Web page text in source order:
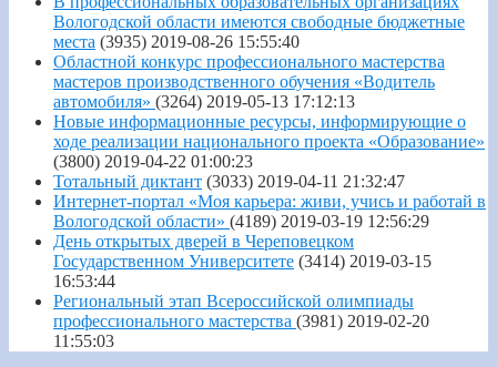
Вологодской области имеются свободные бюджетные
места (3935) 2019-08-26 15:55:40
Областной конкурс профессионального мастерства
мастеров производственного обучения «Водитель
автомобиля» (3264) 2019-05-13 17:12:13
Новые информационные ресурсы, информирующие о
ходе реализации национального проекта «Образование»
(3800) 2019-04-22 01:00:23
Тотальный диктант (3033) 2019-04-11 21:32:47
Интернет-портал «Моя карьера: живи, учись и работай в
Вологодской области» (4189) 2019-03-19 12:56:29
День открытых дверей в Череповецком
Государственном Университете (3414) 2019-03-15
16:53:44
Региональный этап Всероссийской олимпиады
профессионального мастерства (3981) 2019-02-20
11:55:03